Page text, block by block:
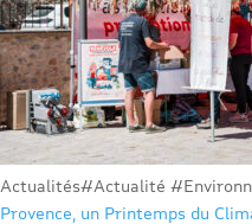
Actualités#Actualité
Provence, un Printemps du